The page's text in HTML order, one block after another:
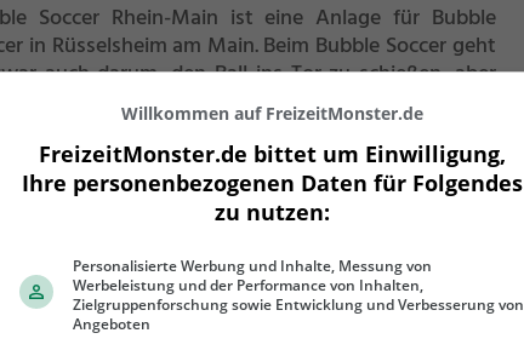
Soccer Rhein-Main ist eine Anlage für Bubble
in Rüsselsheim am Main.Beim Bubble Soccer geht
auch darum, den Ball ins Tor zu schießen, aber
Soccer ist noch so viel mehr. Eingepackt in
Kunststoffbälle könnt ihr rennen, hinfallen,
und euch komplett überschlagen -
ganz ohne euch wehzutun.
Mehr erfahren
Hainburg
Willkommen auf FreizeitMonster.de
FreizeitMonster.de bittet um Einwilligung,
Ihre personenbezogenen Daten für Folgendes
zu nutzen:
Personalisierte Werbung und Inhalte, Messung von
Werbeleistung und der Performance von Inhalten,
Zielgruppenforschung sowie Entwicklung und Verbesserung von
Angeboten